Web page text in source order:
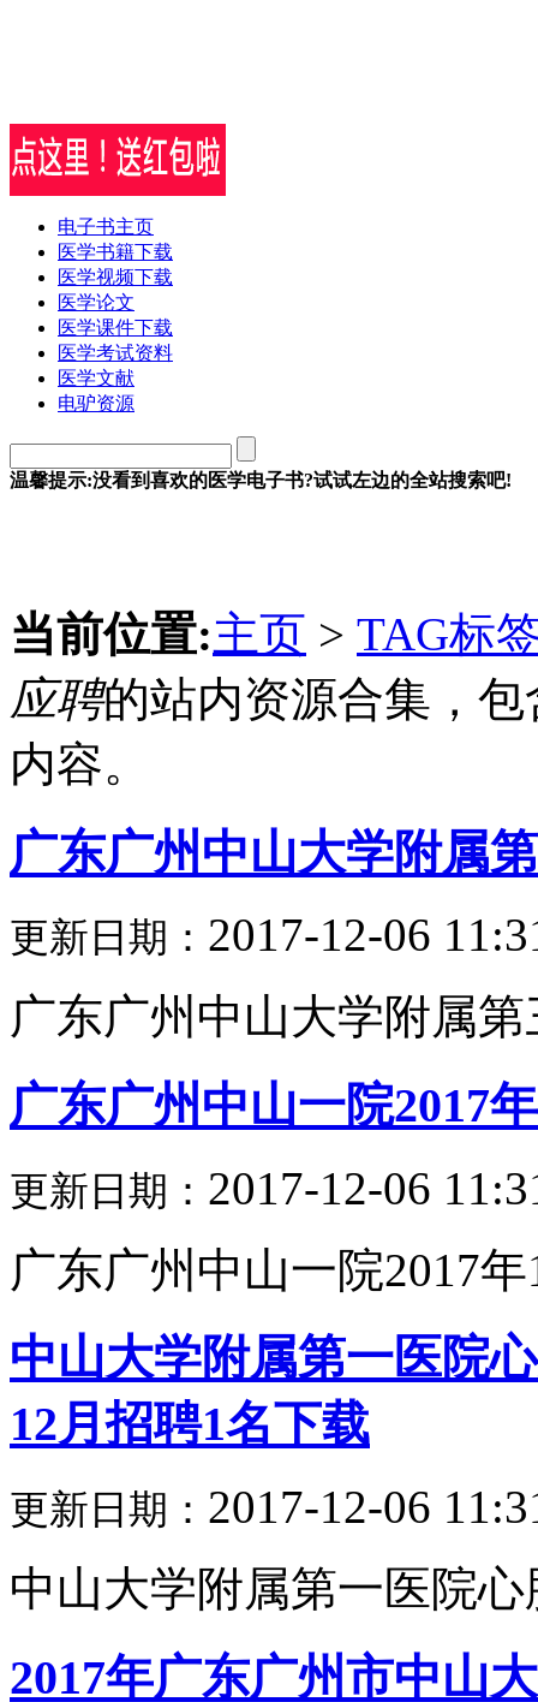
电子书主页
医学书籍下载
医学视频下载
医学论文
医学课件下载
医学考试资料
医学文献
电驴资源
温馨提示:没看到喜欢的医学电子书?试试左边的全站搜索吧!
当前位置:主页 > TAG标
应聘的站内资源合集，
内容。
广东广州中山大学附属
更新日期： 2017-12-06
广东广州中山大学附属
广东广州中山一院2017
更新日期： 2017-12-06
广东广州中山一院2017
中山大学附属第一医院
12月招聘1名下载
更新日期： 2017-12-06
中山大学附属第一医院
2017年广东广州市中山